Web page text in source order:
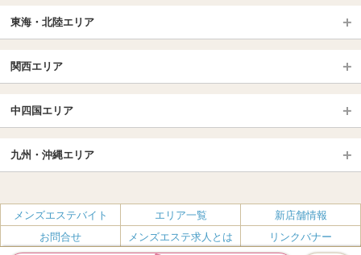
岩手 (盛岡・北上)
福島 (いわき・郡山)
山形
長野・松本・上田
群馬（伊勢崎・高崎・前橋）
大宮・浦和・川口
越谷・春日部
千葉TOP
松戸・柏
池袋・大塚
新宿
恵比寿・目黒・自由が丘
赤坂・麻布・六本木
品川・五反田・蒲田
銀座・東京・新橋
東海・北陸エリア
愛知（名古屋）
岐阜県
北陸
名古屋TOP
丸の内・久屋・高岳
大須・上前津・鶴舞
新栄町・東新町
千種・今池・黒川・大曽根
関西エリア
京都駅・伏見区
烏丸御池駅
四条烏丸・河原町・祇園四条
三条・京都市役所前
大阪エリア
梅田・北新地
肥後橋・淀屋橋・北浜
南森町・天満・京橋
日本橋（大阪市）
中四国エリア
広島
岡山
香川（高松）
愛媛（松山）
徳島
高知
九州・沖縄エリア
福岡
佐賀
長崎
熊本
メンズエステバイト エリア一覧
新店舗情報
お問合せ
メンズエステ求人とは
リンクバナー